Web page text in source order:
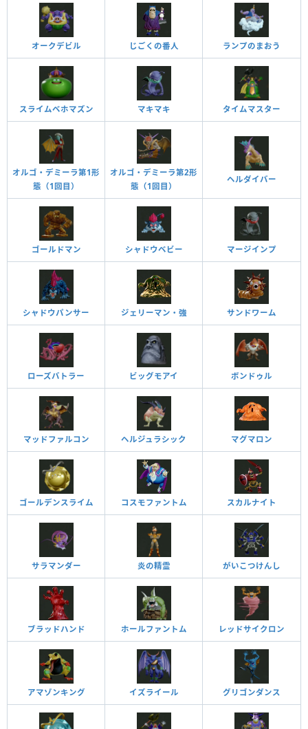
オークデビル じごくの番人 ランプのまおう
スライムベホマズン マキマキ タイムマスター
オルゴ・デミーラ第1形
態（1回目）
オルゴ・デミーラ第2形
態（1回目）
ヘルダイバー
ゴールドマン シャドウベビー マージインプ
シャドウパンサー ジェリーマン・強 サンドワーム
ローズバトラー ビッグモアイ ボンドゥル
マッドファルコン ヘルジュラシック マグマロン
ゴールデンスライム コスモファントム スカルナイト
サラマンダー 炎の精霊 がいこつけんし
ブラッドハンド ホールファントム レッドサイクロン
アマゾンキング イズライール グリゴンダンス